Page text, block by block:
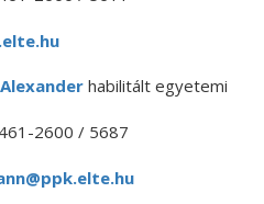
habilitált egyetemi
2600 / 5687